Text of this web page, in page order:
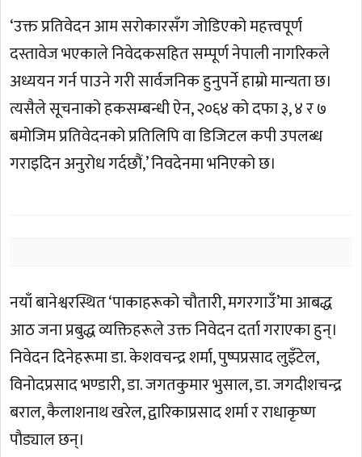
‘उक्त प्रतिवेदन आम सरोकारसँग जोडिएको महत्त्वपूर्ण
दस्तावेज भएकाले निवेदकसहित सम्पूर्ण नेपाली नागरिकले
अध्ययन गर्न पाउने गरी सार्वजनिक हुनुपर्ने हाम्रो मान्यता छ।
त्यसैले सूचनाको हकसम्बन्धी ऐन, २०६४ को दफा ३, ४ र ७
बमोजिम प्रतिवेदनको प्रतिलिपि वा डिजिटल कपी उपलब्ध
गराइदिन अनुरोध गर्दछौं,’ निवदेनमा भनिएको छ।
नयाँ बानेश्वरस्थित ‘पाकाहरूको चौतारी, मगरगाउँ’मा आबद्ध
आठ जना प्रबुद्ध व्यक्तिहरूले उक्त निवेदन दर्ता गराएका हुन्।
निवेदन दिनेहरूमा डा. केशवचन्द्र शर्मा, पुष्पप्रसाद लुइँटेल,
विनोदप्रसाद भण्डारी, डा. जगतकुमार भुसाल, डा. जगदीशचन्द्र
बराल, कैलाशनाथ खरेल, द्वारिकाप्रसाद शर्मा र राधाकृष्ण
पौड्याल छन्।